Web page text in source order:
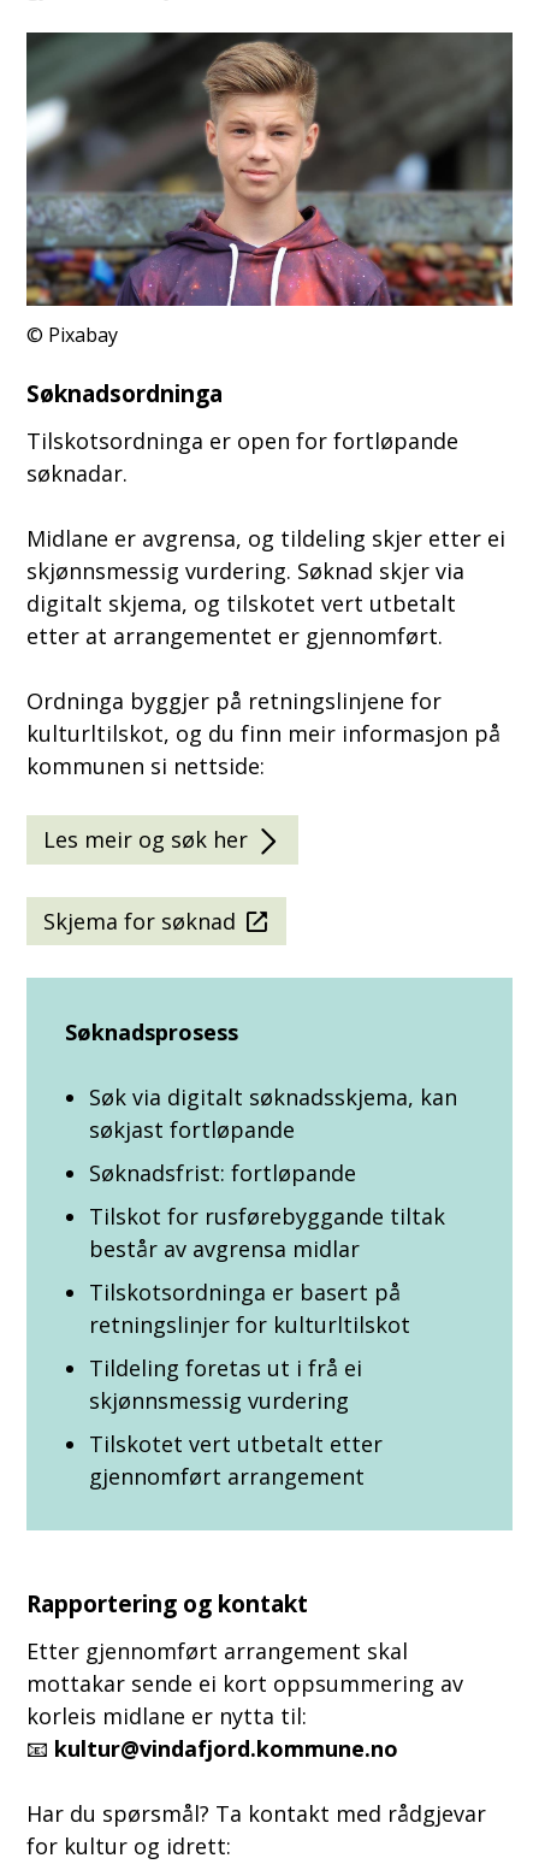
Pixabay
Søknadsordninga
Tilskotsordninga er open for fortløpande
søknadar.
Midlane er avgrensa, og tildeling skjer etter ei
skjønnsmessig vurdering. Søknad skjer via
digitalt skjema, og tilskotet vert utbetalt
etter at arrangementet er gjennomført.
Ordninga byggjer på retningslinjene for
kulturltilskot, og du finn meir informasjon på
kommunen si nettside:
Les meir og søk her
Skjema for søknad
Søknadsprosess
Søk via digitalt søknadsskjema, kan
søkjast fortløpande
Søknadsfrist: fortløpande
Tilskot for rusførebyggande tiltak
består av avgrensa midlar
Tilskotsordninga er basert på
retningslinjer for kulturltilskot
Tildeling foretas ut i frå ei
skjønnsmessig vurdering
Tilskotet vert utbetalt etter
gjennomført arrangement
Rapportering og kontakt
Etter gjennomført arrangement skal
mottakar sende ei kort oppsummering av
korleis midlane er nytta til:
📧 kultur@vindafjord.kommune.no
Har du spørsmål? Ta kontakt med rådgjevar
for kultur og idrett: